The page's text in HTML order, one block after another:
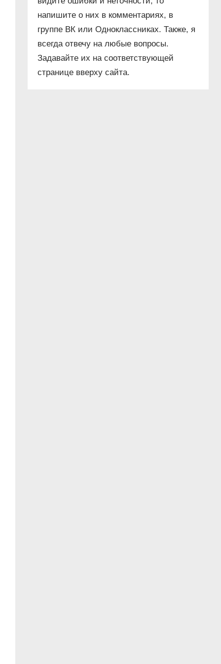
напишите о них в комментариях, в
группе ВК или Одноклассниках. Также, я
всегда отвечу на любые вопросы.
Задавайте их на соответствующей
странице вверху сайта.